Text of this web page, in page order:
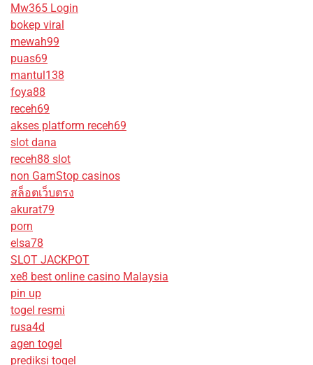
Mw365 Login
bokep viral
mewah99
puas69
mantul138
foya88
receh69
akses platform receh69
slot dana
receh88 slot
non GamStop casinos
สล็อตเว็บตรง
akurat79
porn
elsa78
SLOT JACKPOT
xe8 best online casino Malaysia
pin up
togel resmi
rusa4d
agen togel
prediksi togel